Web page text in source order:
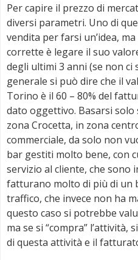
Per capire il prezzo di
diversi parametri. Uno di
vendita per farsi un’idea,
corrette è legare il suo
degli ultimi 3 anni (se non ci
generale si può dire che il
Torino è il 60 – 80% del
dato oggettivo. Basarsi
zona Crocetta, in zona
commerciale, da solo non
bar gestiti molto bene, con
servizio al cliente, che sono
fatturano molto di più di un
traffico, che invece non ha
questo caso si potrebbe
ma se si “compra” l’attività,
di questa attività e il